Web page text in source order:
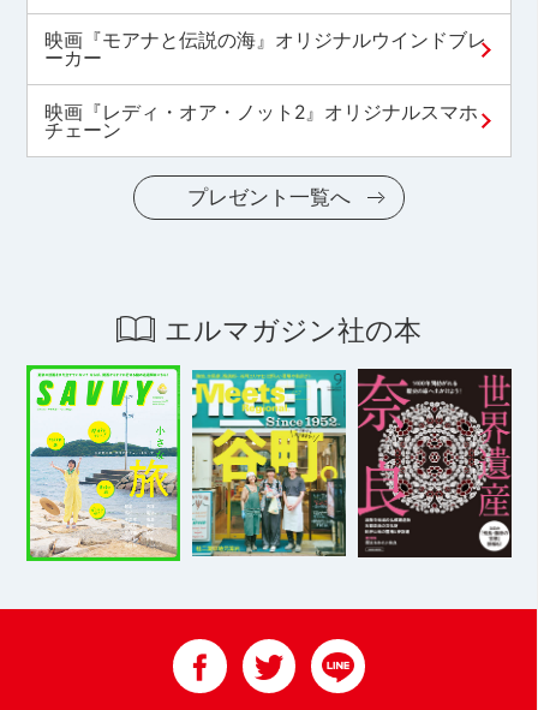
映画『モアナと伝説の海』オリジナルウインドブレ
ーカー
映画『レディ・オア・ノット2』オリジナルスマホ
チェーン
プレゼント一覧へ
エルマガジン社の本